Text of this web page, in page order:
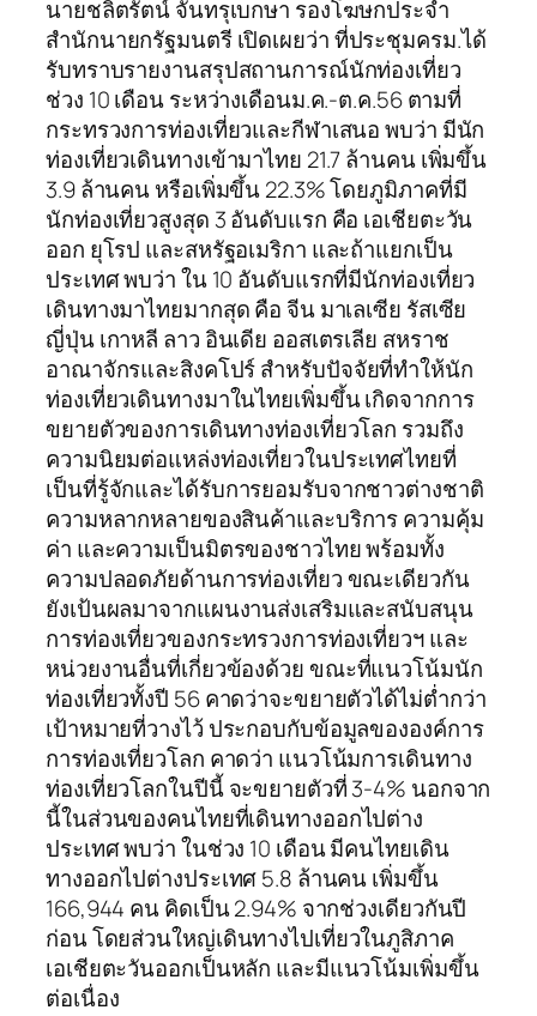
นายชลิตรัตน์ จันทรุเบกษา รองโฆษกประจำ
สำนักนายกรัฐมนตรี เปิดเผยว่า ที่ประชุมครม.ได้
รับทราบรายงานสรุปสถานการณ์นักท่องเที่ยว
ช่วง 10 เดือน ระหว่างเดือนม.ค.-ต.ค.56 ตามที่
กระทรวงการท่องเที่ยวและกีฬาเสนอ พบว่า มีนัก
ท่องเที่ยวเดินทางเข้ามาไทย 21.7 ล้านคน เพิ่มขึ้น
3.9 ล้านคน หรือเพิ่มขึ้น 22.3% โดยภูมิภาคที่มี
นักท่องเที่ยวสูงสุด 3 อันดับแรก คือ เอเชียตะวัน
ออก ยุโรป และสหรัฐอเมริกา และถ้าแยกเป็น
ประเทศ พบว่า ใน 10 อันดับแรกที่มีนักท่องเที่ยว
เดินทางมาไทยมากสุด คือ จีน มาเลเซีย รัสเซีย
ญี่ปุ่น เกาหลี ลาว อินเดีย ออสเตรเลีย สหราช
อาณาจักรและสิงคโปร์ สำหรับปัจจัยที่ทำให้นัก
ท่องเที่ยวเดินทางมาในไทยเพิ่มขึ้น เกิดจากการ
ขยายตัวของการเดินทางท่องเที่ยวโลก รวมถึง
ความนิยมต่อแหล่งท่องเที่ยวในประเทศไทยที่
เป็นที่รู้จักและได้รับการยอมรับจากชาวต่างชาติ
ความหลากหลายของสินค้าและบริการ ความคุ้ม
ค่า และความเป็นมิตรของชาวไทย พร้อมทั้ง
ความปลอดภัยด้านการท่องเที่ยว ขณะเดียวกัน
ยังเป้นผลมาจากแผนงานส่งเสริมและสนับสนุน
การท่องเที่ยวของกระทรวงการท่องเที่ยวฯ และ
หน่วยงานอื่นที่เกี่ยวข้องด้วย ขณะที่แนวโน้มนัก
ท่องเที่ยวทั้งปี 56 คาดว่าจะขยายตัวได้ไม่ต่ำกว่า
เป้าหมายที่วางไว้ ประกอบกับข้อมูลขององค์การ
การท่องเที่ยวโลก คาดว่า แนวโน้มการเดินทาง
ท่องเที่ยวโลกในปีนี้ จะขยายตัวที่ 3-4% นอกจาก
นี้ในส่วนของคนไทยที่เดินทางออกไปต่าง
ประเทศ พบว่า ในช่วง 10 เดือน มีคนไทยเดิน
ทางออกไปต่างประเทศ 5.8 ล้านคน เพิ่มขึ้น
166,944 คน คิดเป็น 2.94% จากช่วงเดียวกันปี
ก่อน โดยส่วนใหญ่เดินทางไปเที่ยวในภูสิภาค
เอเชียตะวันออกเป็นหลัก และมีแนวโน้มเพิ่มขึ้น
ต่อเนื่อง